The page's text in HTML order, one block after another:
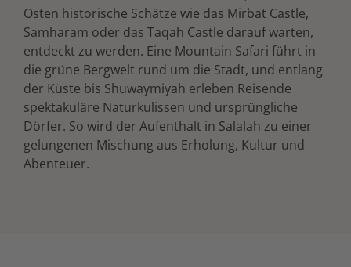
Osten historische Schätze wie das Mirbat Castle,
Samharam oder das Taqah Castle darauf warten,
entdeckt zu werden. Eine Mountain Safari führt in
die grüne Bergwelt rund um die Stadt, und entlang
der Küste bis Shuwaymiyah erleben Reisende
spektakuläre Naturkulissen und ursprüngliche
Dörfer. So wird der Aufenthalt in Salalah zu einer
gelungenen Mischung aus Erholung, Kultur und
Abenteuer.